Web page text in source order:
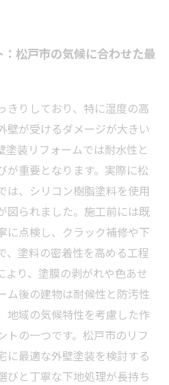
松戸市の気候に合わせた最
きりしており、特に湿度の高
壁が受けるダメージが大きい
塗装リフォームでは耐水性と
が重要となります。実際に松
は、シリコン樹脂塗料を使用
図られました。施工前には既
に点検し、クラック補修や下
、塗料の密着性を高める工程
より、塗膜の剥がれや色あせ
ム後の建物は耐候性と防汚性
地域の気候特性を考慮した作
トの一つです。松戸市のリフ
に最適な外壁塗装を検討する
びと丁寧な下地処理が長持ち